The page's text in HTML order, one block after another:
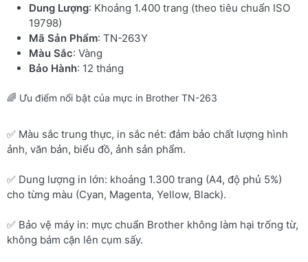
Dung Lượng: Khoảng 1.400 trang (theo tiêu chuẩn ISO
19798)
Mã Sản Phẩm: TN-263Y
Màu Sắc: Vàng
Bảo Hành: 12 tháng
🌈 Ưu điểm nổi bật của mực in Brother TN-263
✅ Màu sắc trung thực, in sắc nét: đảm bảo chất lượng hình
ảnh, văn bản, biểu đồ, ảnh sản phẩm.
✅ Dung lượng in lớn: khoảng 1.300 trang (A4, độ phủ 5%)
cho từng màu (Cyan, Magenta, Yellow, Black).
✅ Bảo vệ máy in: mực chuẩn Brother không làm hại trống từ,
không bám cặn lên cụm sấy.